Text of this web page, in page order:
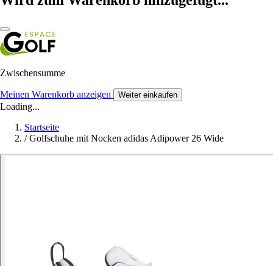
Zwischensumme
Meinen Warenkorb anzeigen Weiter einkaufen
Loading...
Startseite
/ Golfschuhe mit Nocken adidas Adipower 26 Wide